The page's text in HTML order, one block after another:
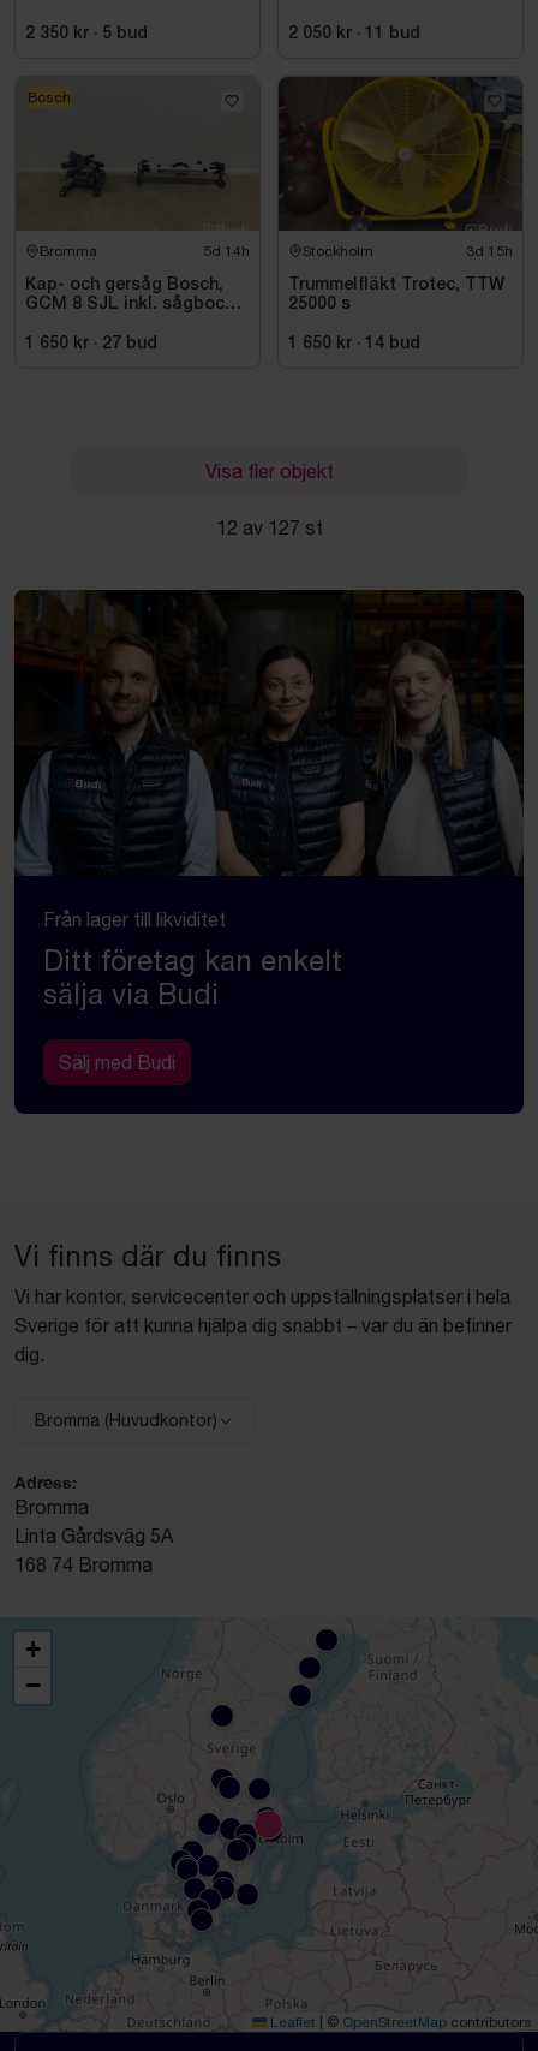
2 350 kr · 5 bud
2 050 kr · 11 bud
Bromma 5d 14h
Kap- och gersåg Bosch,
GCM 8 SJL inkl. sågbock
1 650 kr · 27 bud
Bosch
Stockholm 3d 15h
Trummelfläkt Trotec, TTW
25000 s
1 650 kr · 14 bud
Visa fler objekt
12 av 127 st
Från lager till likviditet
Ditt företag kan enkelt
sälja via Budi
Sälj med Budi
Vi finns där du finns
Vi har kontor, servicecenter och uppställningsplatser i hela
Sverige för att kunna hjälpa dig snabbt – var du än befinner
dig.
Välj anläggning:
Bromma (Huvudkontor)
Adress:
Bromma
Linta Gårdsväg 5A
168 74 Bromma
+
−
Leaflet © OpenStreetMap contributors